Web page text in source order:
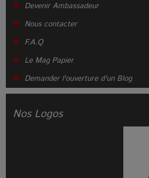
Devenir Ambassadeur
Nous contacter
F.A.Q
Le Mag Papier
Demander l'ouverture d'un Blog
Nos Logos